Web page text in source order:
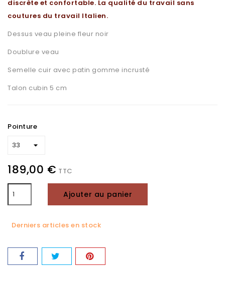
discrète et confortable. La qualité du travail sans
coutures du travail Italien.
Dessus veau pleine fleur noir
Doublure veau
Semelle cuir avec patin gomme incrusté
Talon cubin 5 cm
Pointure
189,00 € TTC
Ajouter au panier
Derniers articles en stock